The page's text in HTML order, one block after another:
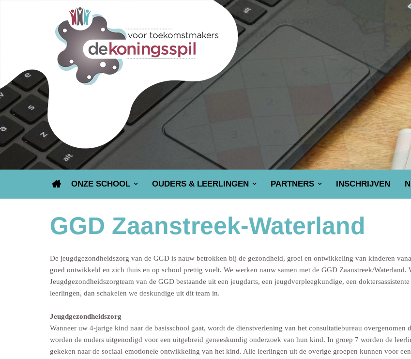
ONZE SCHOOL OUDERS & LEERLINGEN PARTNERS INSCHRIJVEN
GGD Zaanstreek-Waterland
De jeugdgezondheidszorg van de GGD is nauw betrokken bij de gezondheid, groei en ontwikkeling van kinderen
goed ontwikkeld en zich thuis en op school prettig voelt. We werken nauw samen met de GGD Zaanstreek/Waterland.
Jeugdgezondheidszorgteam van de GGD bestaande uit een jeugdarts, een jeugdverpleegkundige, een
leerlingen, dan schakelen we deskundige uit dit team in.
Jeugdgezondheidszorg
Wanneer uw 4-jarige kind naar de basisschool gaat, wordt de dienstverlening van het consultatiebureau
worden de ouders uitgenodigd voor een uitgebreid geneeskundig onderzoek van hun kind. In groep 7 worden de
gekeken naar de sociaal-emotionele ontwikkeling van het kind. Alle leerlingen uit de overige groepen kunnen voor